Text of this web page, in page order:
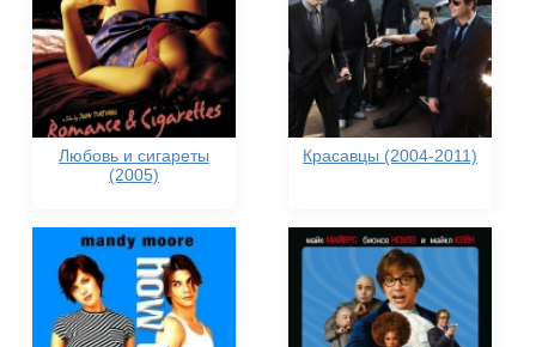
Любовь и сигареты
(2005)
Красавцы (2004-2011)